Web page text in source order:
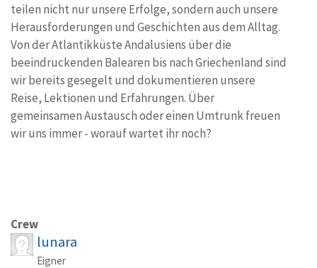
teilen nicht nur unsere Erfolge, sondern auch unsere
Herausforderungen und Geschichten aus dem Alltag.
Von der Atlantikküste Andalusiens über die
beeindruckenden Balearen bis nach Griechenland sind
wir bereits gesegelt und dokumentieren unsere
Reise, Lektionen und Erfahrungen. Über
gemeinsamen Austausch oder einen Umtrunk freuen
wir uns immer - worauf wartet ihr noch?
Crew
lunara
Eigner